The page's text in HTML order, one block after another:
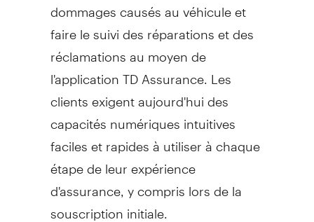
dommages causés au véhicule et
faire le suivi des réparations et des
réclamations au moyen de
l'application TD Assurance. Les
clients exigent aujourd'hui des
capacités numériques intuitives
faciles et rapides à utiliser à chaque
étape de leur expérience
d'assurance, y compris lors de la
souscription initiale.